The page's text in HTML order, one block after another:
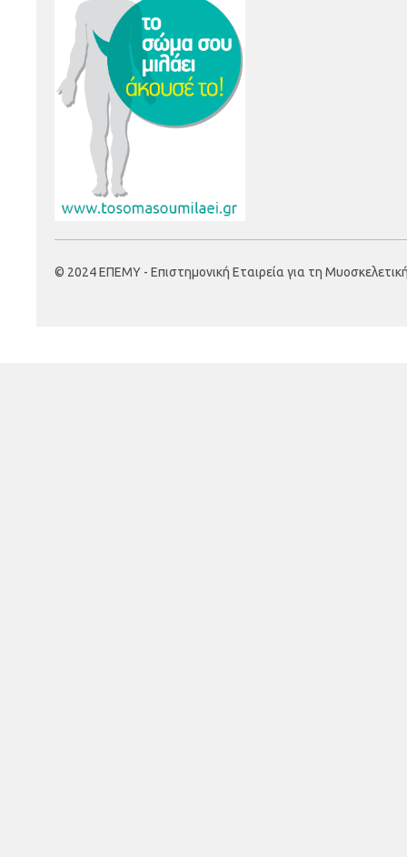
© 2024 ΕΠΕΜΥ - Επιστημονική Εταιρεία για τη